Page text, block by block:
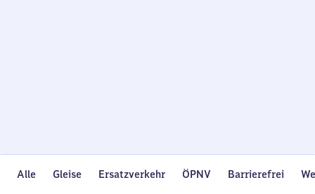
Alle Gleise Ersatzverkehr ÖPNV Barrierefrei